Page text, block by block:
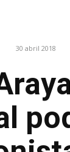
30 abril 2018